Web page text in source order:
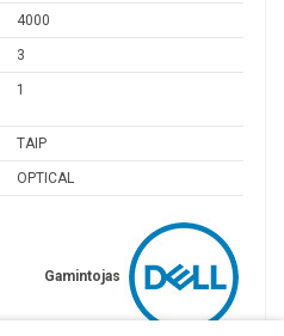
4000
3
1
TAIP
OPTICAL
Gamintojas